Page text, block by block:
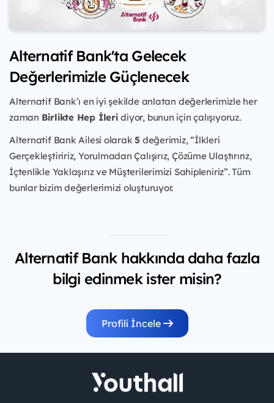
Alternatif Bank'ta Gelecek
Değerlerimizle Güçlenecek
Alternatif Bank’ı en iyi şekilde anlatan değerlerimizle her
zaman Birlikte Hep İleridiyor, bunun için çalışıyoruz.
Alternatif Bank Ailesi olarak5 değerimiz, “İlkleri
Gerçekleştiririz, Yorulmadan Çalışırız, Çözüme Ulaştırırız,
İçtenlikle Yaklaşırız ve Müşterilerimizi Sahipleniriz”. Tüm
bunlar bizim değerlerimizi oluşturuyor.
Alternatif Bank hakkında daha fazla
bilgi edinmek ister misin?
Profili İncele